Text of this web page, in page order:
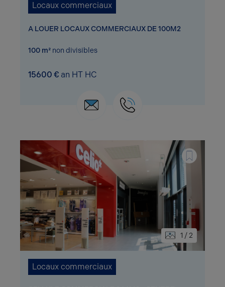
Locaux commerciaux
A LOUER LOCAUX COMMERCIAUX DE 100M2
100 m² non divisibles
15600 € an HT HC
1 / 2
Locaux commerciaux